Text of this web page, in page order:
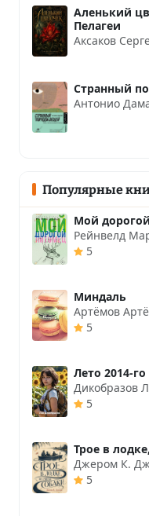
Аленький
Пелагеи
Аксаков
Странный
Антонио
Популярные
Мой
Рейнвелд
5
Миндаль
Артёмов
5
Лето 2014-го
Дикобразов
5
Трое в
Джером К.
5